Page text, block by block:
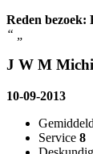
Reden bezoek:
“
J W M
10-09-2013
Gemiddeld
Service 8